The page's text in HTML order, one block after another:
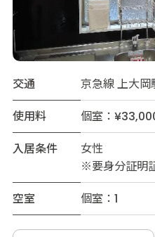
交通
京急線 上大岡
使用料
個室：
入居条件
女性
※要身分証明
空室
個室：1